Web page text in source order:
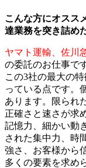
こんな方にオスス
達業務を突き詰め
ヤマト運輸、佐川
の委託のお仕事で
この3社の最大の特
っている点です。
あります。限られ
正確さと速さが求
記憶力、細かい動
された集中力、時
強さ、お客様から
多くの要素を求め